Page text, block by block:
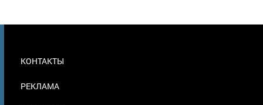
В
КОНТАКТЫ
РЕКЛАМА